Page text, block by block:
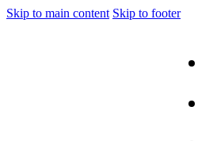
Skip to main content Skip to footer